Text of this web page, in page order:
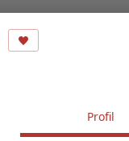
Profil